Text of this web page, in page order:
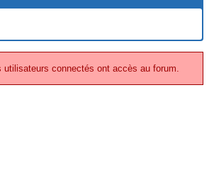
utilisateurs connectés ont accès au forum.